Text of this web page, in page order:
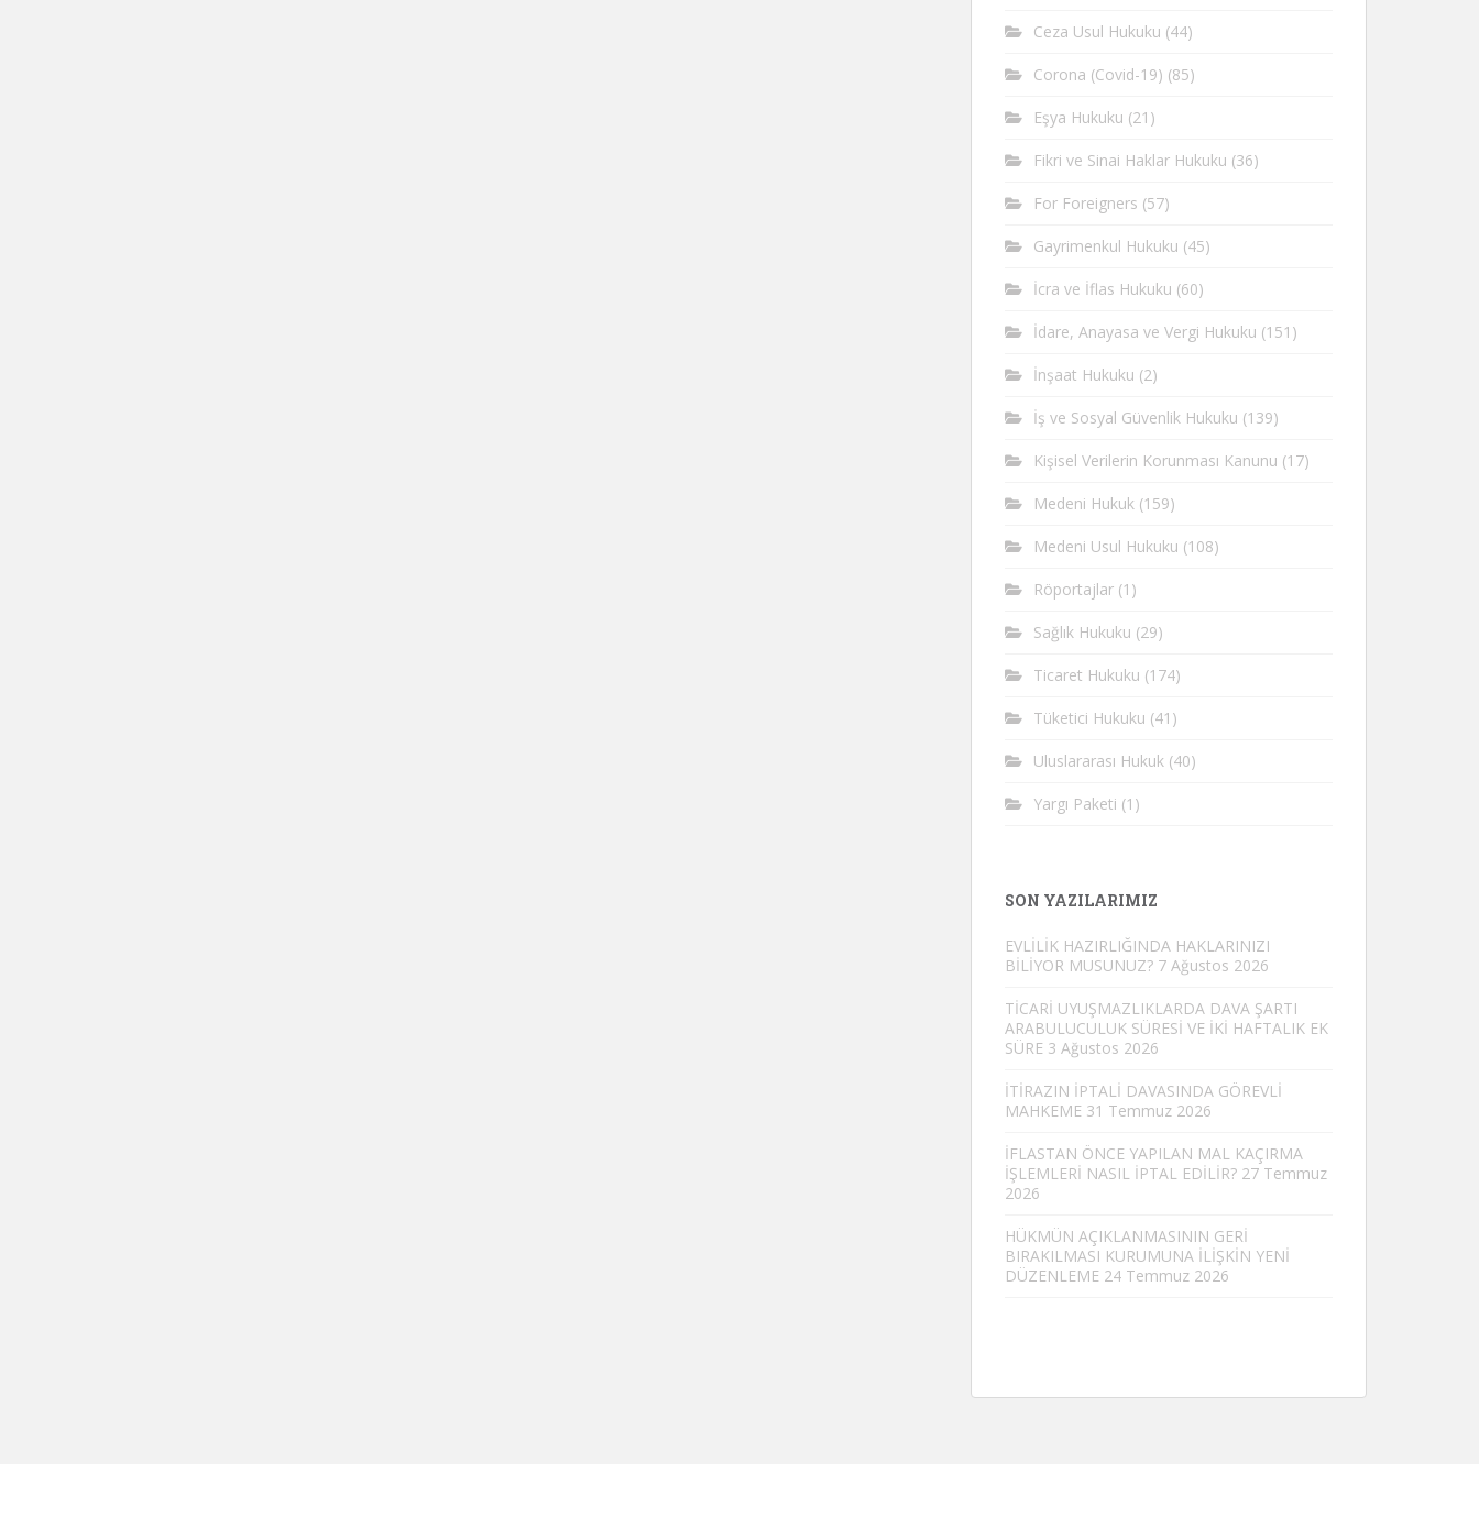
Ceza Usul Hukuku (44)
Corona (Covid-19) (85)
Eşya Hukuku (21)
Fikri ve Sinai Haklar Hukuku (36)
For Foreigners (57)
Gayrimenkul Hukuku (45)
İcra ve İflas Hukuku (60)
İdare, Anayasa ve Vergi Hukuku (151)
İnşaat Hukuku (2)
İş ve Sosyal Güvenlik Hukuku (139)
Kişisel Verilerin Korunması Kanunu (17)
Medeni Hukuk (159)
Medeni Usul Hukuku (108)
Röportajlar (1)
Sağlık Hukuku (29)
Ticaret Hukuku (174)
Tüketici Hukuku (41)
Uluslararası Hukuk (40)
Yargı Paketi (1)
SON YAZILARIMIZ
EVLİLİK HAZIRLIĞINDA HAKLARINIZI
BİLİYOR MUSUNUZ? 7 Ağustos 2026
TİCARİ UYUŞMAZLIKLARDA DAVA ŞARTI
ARABULUCULUK SÜRESİ VE İKİ HAFTALIK EK
SÜRE 3 Ağustos 2026
İTİRAZIN İPTALİ DAVASINDA GÖREVLİ
MAHKEME 31 Temmuz 2026
İFLASTAN ÖNCE YAPILAN MAL KAÇIRMA
İŞLEMLERİ NASIL İPTAL EDİLİR? 27 Temmuz
2026
HÜKMÜN AÇIKLANMASININ GERİ
BIRAKILMASI KURUMUNA İLİŞKİN YENİ
DÜZENLEME 24 Temmuz 2026